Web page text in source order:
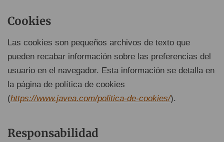
Cookies
Las cookies son pequeños archivos de texto que
pueden recabar información sobre las preferencias del
usuario en el navegador. Esta información se detalla en
la página de política de cookies
(https://www.javea.com/politica-de-cookies/).
Responsabilidad